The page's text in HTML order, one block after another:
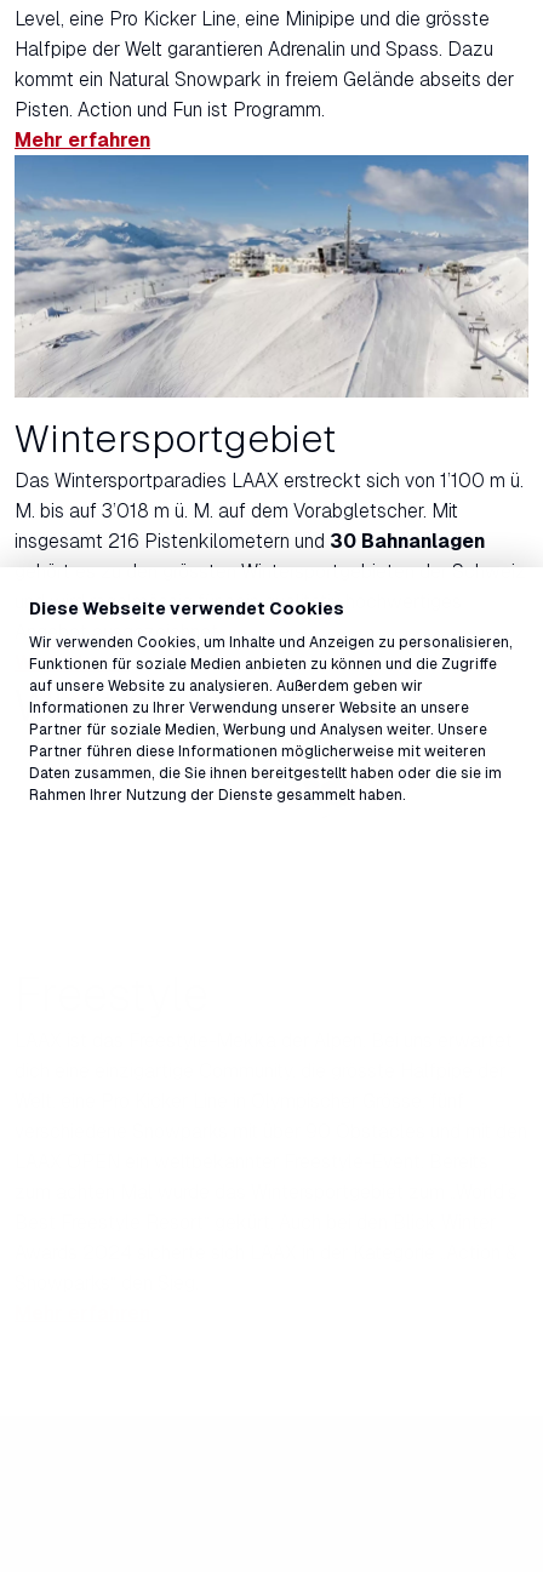
Diese Webseite verwendet Cookies
Wir verwenden Cookies, um Inhalte und Anzeigen zu personalisieren,
Funktionen für soziale Medien anbieten zu können und die Zugriffe
auf unsere Website zu analysieren. Außerdem geben wir
Informationen zu Ihrer Verwendung unserer Website an unsere
Partner für soziale Medien, Werbung und Analysen weiter. Unsere
Partner führen diese Informationen möglicherweise mit weiteren
Daten zusammen, die Sie ihnen bereitgestellt haben oder die sie im
Rahmen Ihrer Nutzung der Dienste gesammelt haben.
Level, eine Pro Kicker Line, eine Minipipe und die grösste
Halfpipe der Welt garantieren Adrenalin und Spass. Dazu
kommt ein Natural Snowpark in freiem Gelände abseits der
Pisten. Action und Fun ist Programm.
Mehr erfahren
Wintersportgebiet
Das Wintersportparadies LAAX erstreckt sich von 1’100 m ü.
M. bis auf 3’018 m ü. M. auf dem Vorabgletscher. Mit
insgesamt 216 Pistenkilometern und 30 Bahnanlagen
gehört es zu den grössten Wintersportgebieten der Schweiz
und wird regelmässig für sein qualitativ hochwertiges
Angebot ausgezeichnet.
Winterkarte
What welivefor